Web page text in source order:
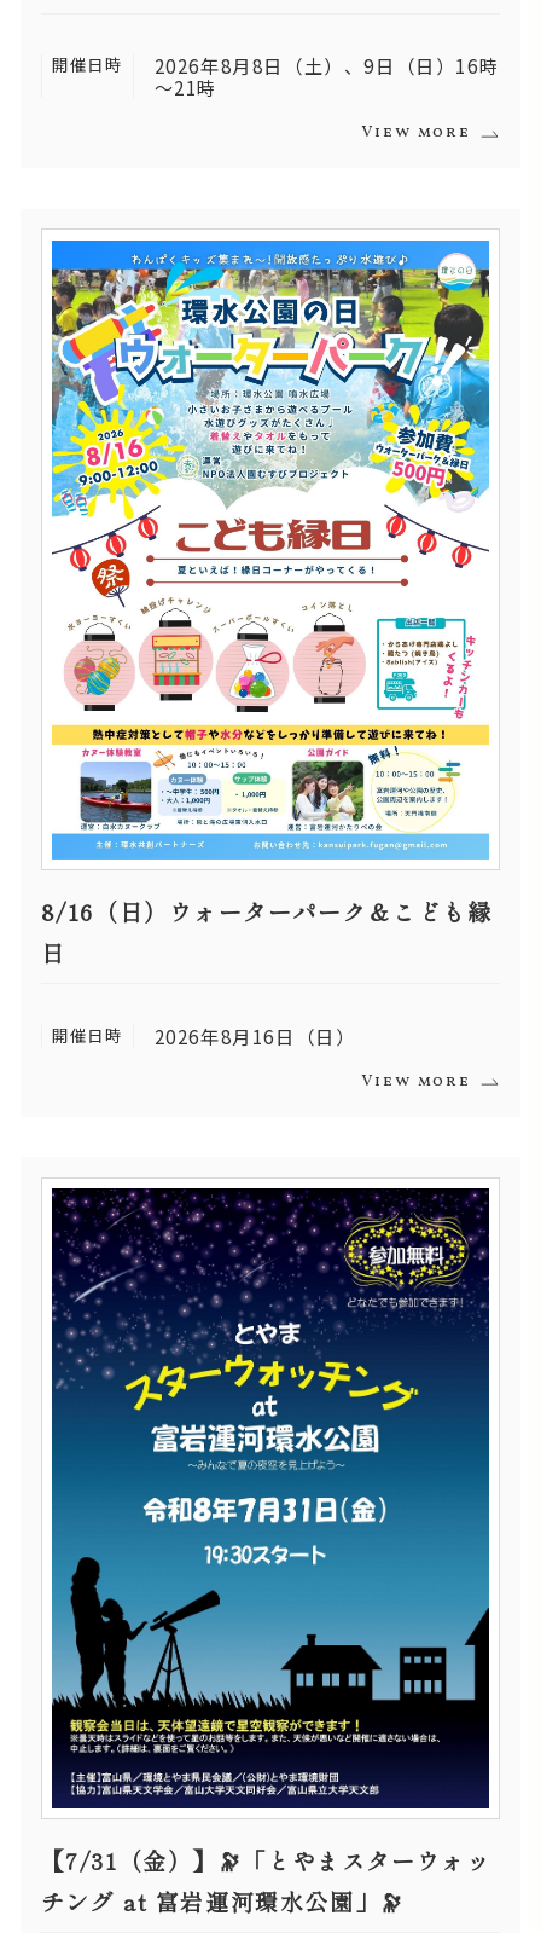
開催日時
2026年8月8日（土）、9日（日）16時
～21時
View more
8/16（日）ウォーターパーク＆こども縁
日
開催日時 2026年8月16日（日）
View more
【7/31（金）】🔭「とやまスターウォッ
チング at 富岩運河環水公園」🔭